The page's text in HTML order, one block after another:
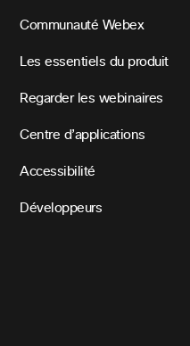
Communauté Webex
Les essentiels du produit
Regarder les webinaires
Centre d’applications
Accessibilité
Développeurs